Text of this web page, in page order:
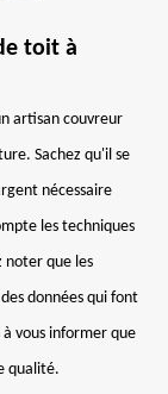
toit à
artisan couvreur
Sachez qu'il se
nécessaire
les techniques
noter que les
données qui font
vous informer que
qualité.